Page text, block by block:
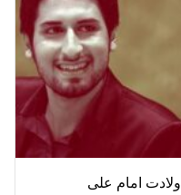
ولادت امام علی